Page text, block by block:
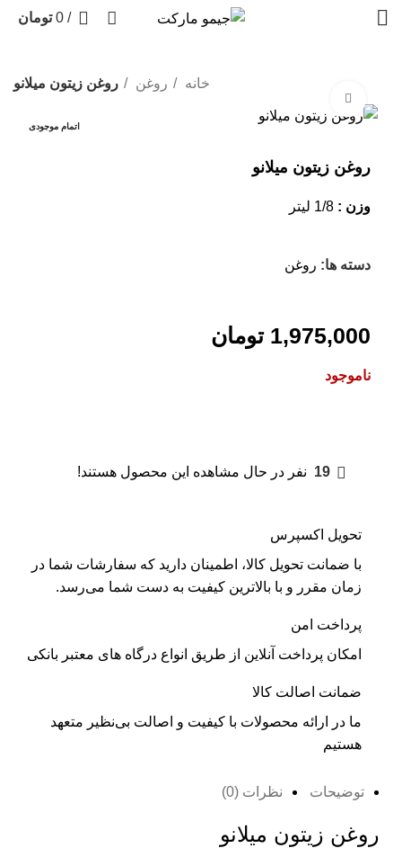
/
0 تومان
خانه روغن روغن زیتون میلانو
اتمام موجودی
روغن زیتون میلانو
وزن :
دسته ها: روغن
1,975,000 تومان
ناموجود
19 نفر در حال مشاهده این محصول هستند!
تحویل اکسپرس
با ضمانت تحویل کالا، اطمینان دارید که سفارشات شما در
زمان مقرر و با بالاترین کیفیت به دست شما می‌رسد.
پرداخت امن
امکان پرداخت آنلاین از طریق انواع درگاه های معتبر بانکی
ضمانت اصالت کالا
ما در ارائه محصولات با کیفیت و اصالت بی‌نظیر متعهد
هستیم
توضیحات نظرات (0)
روغن زیتون میلانو